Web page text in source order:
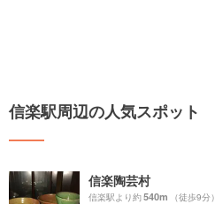
信楽駅周辺の人気スポット
信楽陶芸村
信楽駅より約540m （徒歩9分）